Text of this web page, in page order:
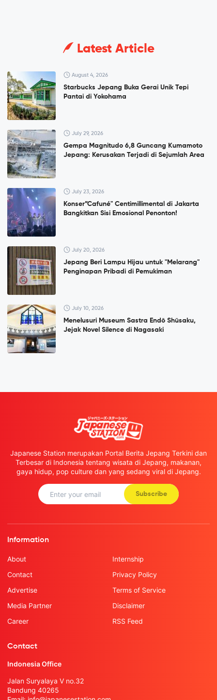
Latest Article
August 4, 2026
Starbucks Jepang Buka Gerai Unik Tepi
Pantai di Yokohama
July 29, 2026
Gempa Magnitudo 6,8 Guncang Kumamoto
Jepang: Kerusakan Terjadi di Sejumlah Area
July 23, 2026
Konser”Cafuné" Centimillimental di Jakarta
Bangkitkan Sisi Emosional Penonton!
July 20, 2026
Jepang Beri Lampu Hijau untuk "Melarang"
Penginapan Pribadi di Pemukiman
July 10, 2026
Menelusuri Museum Sastra Endō Shūsaku,
Jejak Novel Silence di Nagasaki
Japanese Station merupakan Portal Berita Jepang Terkini dan
Terbesar di Indonesia tentang wisata di Jepang, makanan,
gaya hidup, pop culture dan yang sedang viral di Jepang.
Subscribe
Information
About
Contact
Advertise
Media Partner
Career
Internship
Privacy Policy
Terms of Service
Disclaimer
RSS Feed
Contact
Indonesia Office
Jalan Suryalaya V no.32
Bandung 40265